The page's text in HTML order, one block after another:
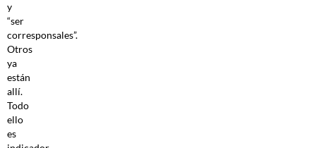
y
“ser
corresponsales”.
Otros
ya
están
allí.
Todo
ello
es